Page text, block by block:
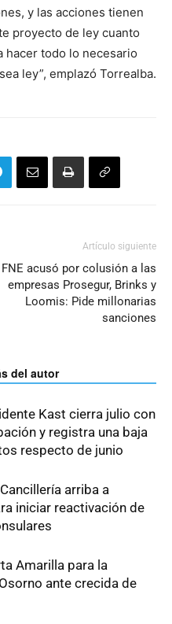
y las acciones tienen
proyecto de ley cuanto
hacer todo lo necesario
ley”, emplazó Torrealba.
Artículo siguiente
FNE acusó por colusión a las
empresas Prosegur, Brinks y
Loomis: Pide millonarias
sanciones
del autor
Kast cierra julio con
y registra una baja
respecto de junio
arriba a
iniciar reactivación de
Amarilla para la
ante crecida de